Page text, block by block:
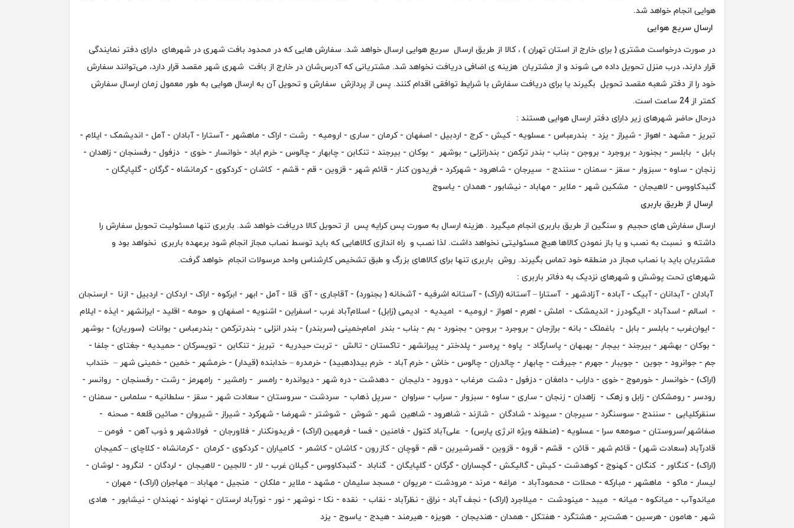
هوایی انجام خواهد شد.
ارسال سریع هوایی
در صورت درخواست مشتری ( برای خارج از استان تهران ) ، کالا از طریق ارسال سریع هوایی ارسال خواهد شد. سفارش هایی که در محدود بافت شهری در شهرهای دارای دفتر نمایندگی
قرار دارند، درب منزل تحویل داده می شوند و از مشتریان هزینه ی اضافی دریافت نخواهد شد. مشتریانی که آدرس‌شان در خارج از بافت شهری شهر مقصد قرار دارد، می‌توانند سفارش
خود را از دفتر شعبه مقصد تحویل بگیرند یا برای دریافت سفارش با شرایط توافقی اقدام کنند. پس از پردازش سفارش و تحویل آن به ارسال هوایی به طور معمول زمان ارسال سفارش
کمتر از 24 ساعت است.
درحال حاضر شهرهای زیر دارای دفتر ارسال هوایی هستند :
تبریز - مشهد - اهواز - شیراز - یزد - بندرعباس - عسلویه - کیش - کرج - اردبیل - اصفهان - کرمان - ساری - ارومیه - رشت - اراک - ماهشهر - آستارا - آبادان - آمل - اندیشمک - ایلام -
بابل - بابلسر - بجنورد - بروجرد - بروجن - بناب - بندر ترکمن - بندرانزلی - بوشهر - بوکان - بیرجند - تنکابن - چابهار - چالوس - خرم اباد - خوانسار - خوی - دزفول - رفسنجان - زاهدان -
زنجان - ساوه - سبزوار - سقز - سمنان - سنندج - سیرجان - شاهرود - شهرکرد - فریدون کنار - قائم شهر - قزوین - قم - قشم - کاشان - کردکوی - کرمانشاه - گرگان - گلپایگان -
گنبدکاووس - لاهیجان - مشکین شهر - ملایر - مهاباد - نیشابور - همدان - یاسوج
ارسال از طریق باربری
ارسال سفارش های حجیم و سنگین از طریق باربری انجام میگیرد . هزینه ارسال به صورت پس کرایه پس از تحویل کالا دریافت خواهد شد. باربری تنها مسئولیت تحویل سفارش را
داشته و نسبت به نصب و یا باز نمودن کالاها هیچ مسئولیتی نخواهد داشت. لذا نصب و راه اندازی کالاهایی که باید توسط نصاب مجاز انجام شود برعهده باربری نخواهد بود و
مشتریان باید با نصاب مجاز در منطقه خود تماس بگیرند. روش باربری تنها برای کالاهای بزرگ و طبق تشخیص کارشناس واحد مرسولات انجام خواهد گرفت.
شهرهای تحت پوشش و شهرهای نزدیک به دفاتر باربری :
آبادان - آبدانان - آبیک - آباده - آزادشهر - آستارا – آستانه (اراک) - آستانه اشرفیه - آشخانه ( بجنورد) - آقاجاری - آق قلا - آمل - ابهر - ابرکوه - اراک - اردکان - اردبیل - ازنا - ارسنجان
- اسالم - اسدآباد - الیگودرز - اندیمشک - املش - اهرم - اهواز - ارومیه - امیدیه - ادیمی (زابل) - اسلام‌آباد غرب - اسفراین - اشنویه - اصفهان و حومه - اقلید - ایرانشهر - ایذه - ایلام
- ایوان‌غرب - بابلسر - بابل - باغملک - بانه - برازجان - بروجرد - بروجن - بجنورد - بم - بناب - بندر امام‌خمینی (سربندر) - بندر انزلی - بندرترکمن - بندرعباس - بوانات (سوریان) - بوشهر
- بوکان - بهشهر - بیرجند - بیجار - بهبهان - پاسارگاد - پاوه - پره‌سر - پلدختر - پیرانشهر - تاکستان - تالش - تربت حیدریه - تبریز - تنکابن - تویسرکان - حمیدیه - جغتای - جلفا -
جم - جوانرود - جوین - جویبار - جهرم - جیرفت - چابهار‌‌‌ - چالدران - چالوس - خاش - خرم آباد - خرم بید(دهبید) - خرمدره – خدابنده (قیدار) - خرمشهر - خمین - خمینی شهر – خنداب
(اراک) - خوانسار - خورموج - خوی - داراب - دامغان - دزفول - دشت مرغاب - دورود - دلیجان - دهدشت - دره شهر - دیواندره - رامسر - رامشیر - رامهرمز - رشت - رفسنجان - روانسر -
رودسر - رومشکان - زابل و زهک - زاهدان - زنجان - ساری - ساوه - سبزوار - سراب - سراوان - سرپل ذهاب - سردشت - سروستان - سعادت شهر - سقز - سلطانیه - سلماس - سمنان -
سنقرکلیایی - سنندج - سوسنگرد - سیرجان - سیوند - شادگان - شازند - شاهرود - شاهین شهر - شوش - شوشتر - شهرضا - شهرکرد - شیراز - شیروان - صائین قلعه - صحنه -
صفاشهر/سروستان - صومعه سرا - عسلویه - (منطقه ویژه انرژی پارس) - علی‌آباد کتول - فامنین - فسا - فرمهین (اراک) - فریدونکنار - فلاورجان - فولادشهر و ذوب آهن - فومن –
قادرآباد (سعادت شهر) - قائم شهر - قائن - قشم - قروه - قزوین - قصرشیرین - قم - قوچان - کازرون - کاشان - کاشمر - کامیاران - کردکوی - کرمان - کرمانشاه - کلاچای – کمیجان
(اراک) - کنگاور - کنگان - کهنوج - کوهدشت - کیش - گالیکش - گچساران - گرگان - گلپایگان - گناباد - گنبدکاووس - گیلان غرب - لار - لالجین - لاهیجان - لردگان - لنگرود - لوشان -
لیسار - ماکو - ماهشهر - مبارکه - محلات - محمودآباد - مراغه - مرند - مرودشت - مریوان - مسجد سلیمان - مشهد - ملایر - ملکان - منجیل - مهاباد – مهاجران (اراک) - مهران -
میاندوآب - میانکوه - میانه - میبد - مینودشت - میلاجرد (اراک) - نجف آباد - نراق - نظرآباد - نقاب - نقده - نکا - نوشهر - نور - نورآباد لرستان - نهاوند - نهبندان - نیشابور - هادی
شهر - هامون - هرسین - هشت‌پر - هشتگرد - هفتکل - همدان - هندیجان - هویزه - هیرمند - هیدج - یاسوج - یزد